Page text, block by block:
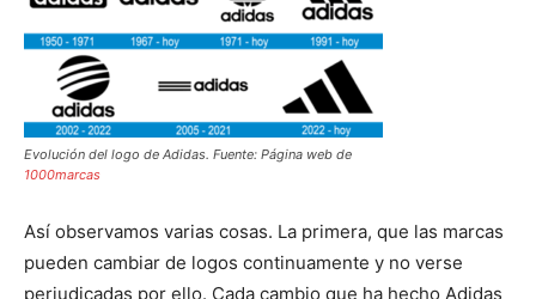
Evolución del logo de Adidas. Fuente: Página web de
1000marcas
Así observamos varias cosas. La primera, que las marcas
pueden cambiar de logos continuamente y no verse
perjudicadas por ello. Cada cambio que ha hecho Adidas